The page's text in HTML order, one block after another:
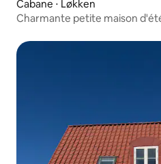
Cabane ⋅ Løkken
Charmante petite maison